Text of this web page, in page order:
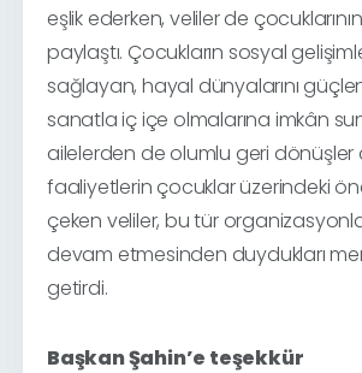
eşlik ederken, veliler de
paylaştı. Çocukların sosyal
sağlayan, hayal dünyalarını
sanatla iç içe olmalarına imkân
ailelerden de olumlu geri dönüşler
faaliyetlerin çocuklar üzerindeki
çeken veliler, bu tür
devam etmesinden duydukları
getirdi.
Başkan Şahin’e teşekkür